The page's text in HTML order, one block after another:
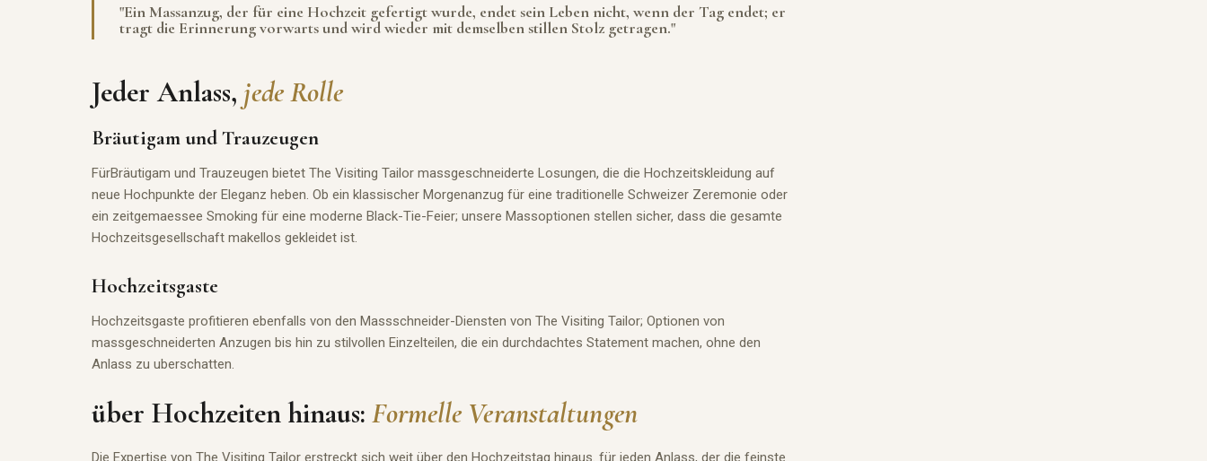
"Ein Massanzug, der für eine Hochzeit gefertigt wurde, endet sein Leben nicht, wenn der Tag endet; er
tragt die Erinnerung vorwarts und wird wieder mit demselben stillen Stolz getragen."
Jeder Anlass, jede Rolle
Bräutigam und Trauzeugen
FürBräutigam und Trauzeugen bietet The Visiting Tailor massgeschneiderte Losungen, die die Hochzeitskleidung auf
neue Hochpunkte der Eleganz heben. Ob ein klassischer Morgenanzug für eine traditionelle Schweizer Zeremonie oder
ein zeitgemaessee Smoking für eine moderne Black-Tie-Feier; unsere Massoptionen stellen sicher, dass die gesamte
Hochzeitsgesellschaft makellos gekleidet ist.
Hochzeitsgaste
Hochzeitsgaste profitieren ebenfalls von den Massschneider-Diensten von The Visiting Tailor; Optionen von
massgeschneiderten Anzugen bis hin zu stilvollen Einzelteilen, die ein durchdachtes Statement machen, ohne den
Anlass zu uberschatten.
über Hochzeiten hinaus:Formelle Veranstaltungen
Die Expertise von The Visiting Tailor erstreckt sich weit über den Hochzeitstag hinaus. für jeden Anlass, der die feinste